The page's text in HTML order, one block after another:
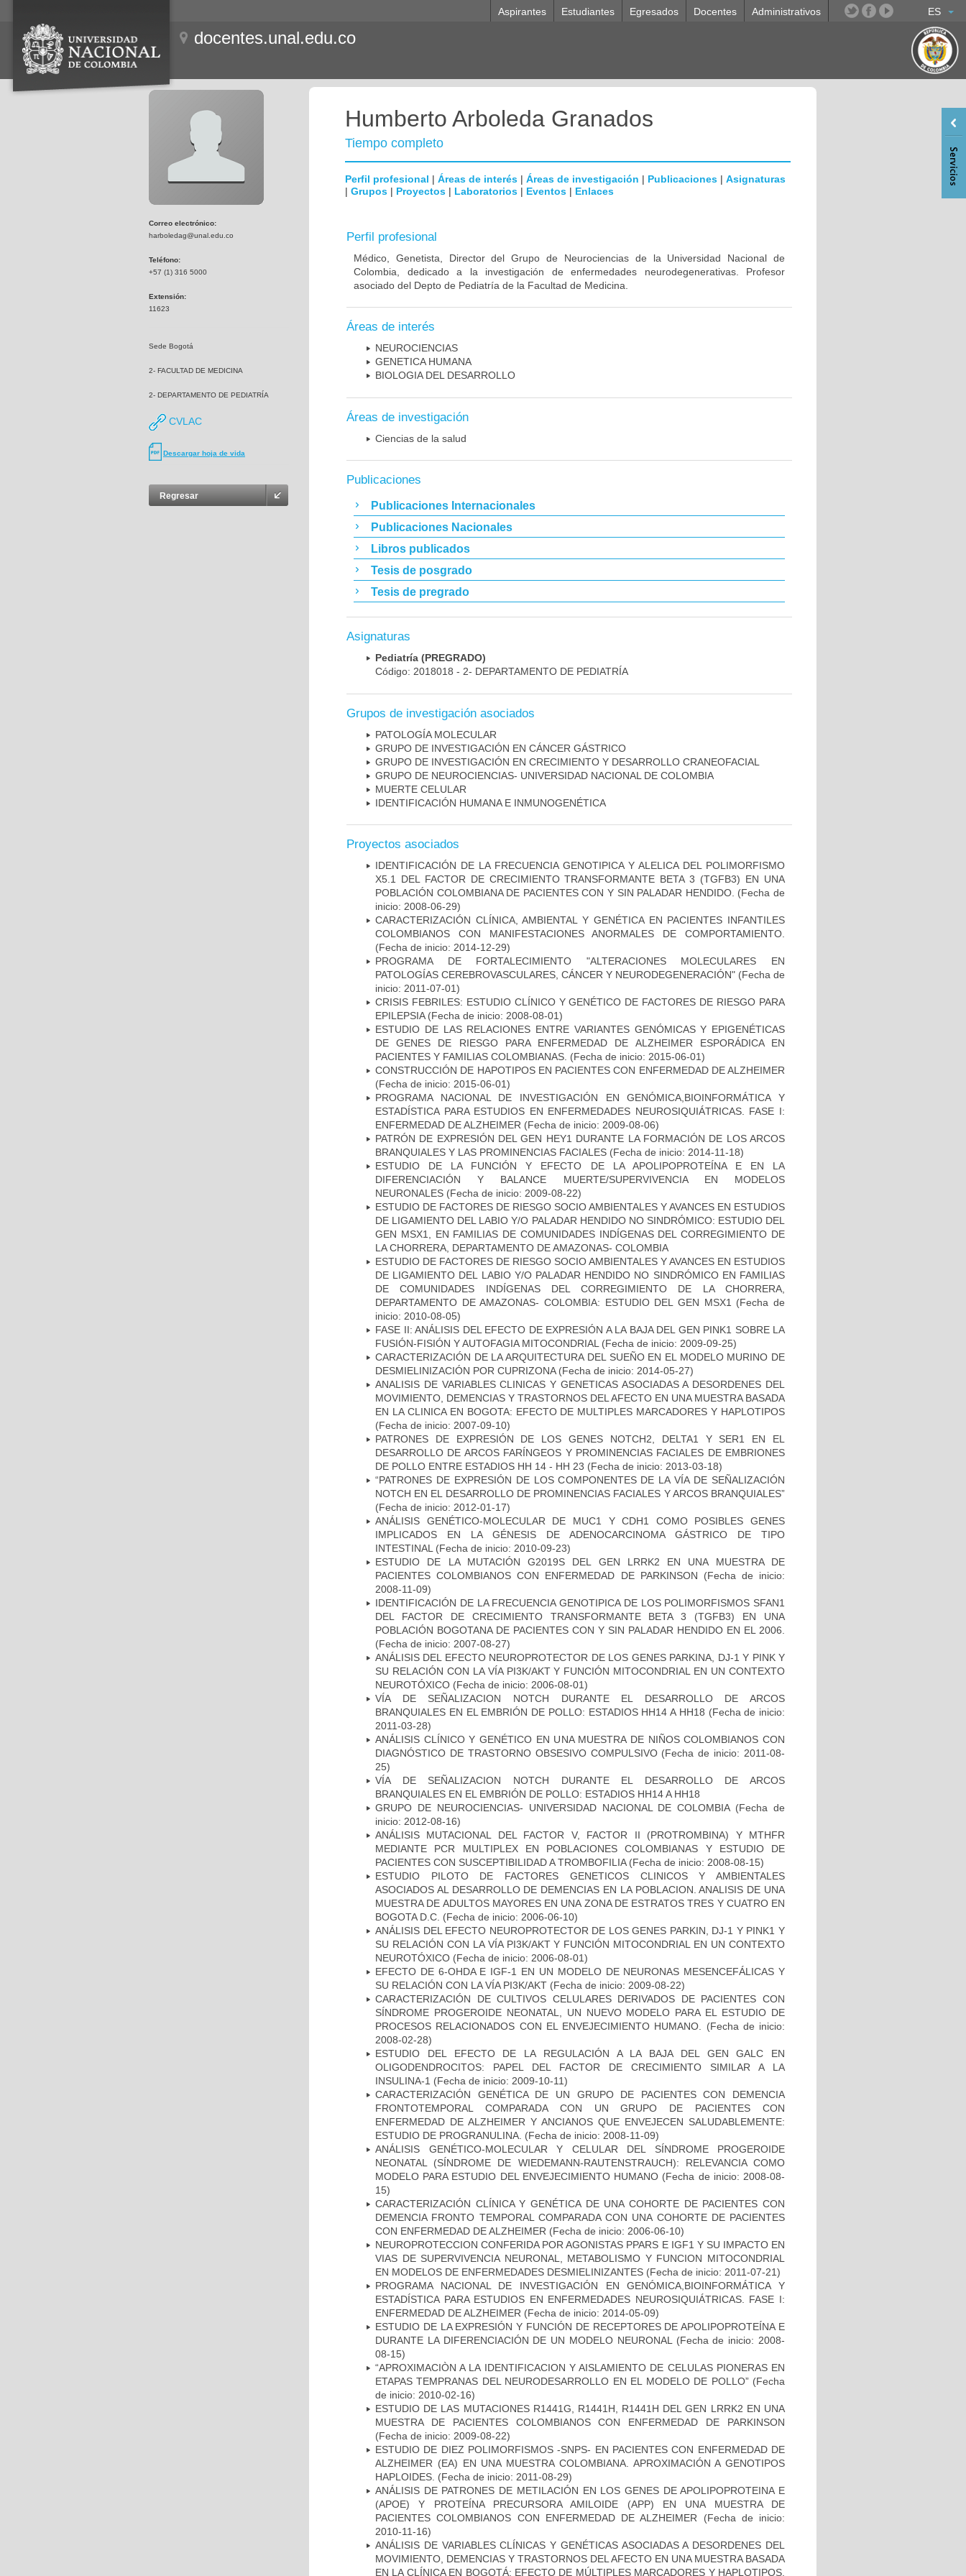
ES
Aspirantes Estudiantes Egresados Docentes Administrativos
docentes.unal.edu.co
Correo electrónico:
harboledag@unal.edu.co
Teléfono:
+57 (1) 316 5000
Extensión:
11623
Sede Bogotá
2- FACULTAD DE MEDICINA
2- DEPARTAMENTO DE PEDIATRÍA
CVLAC
Descargar hoja de vida
Regresar
Humberto Arboleda Granados
Tiempo completo
Perfil profesional | Áreas de interés | Áreas de investigación | Publicaciones | Asignaturas
| Grupos | Proyectos | Laboratorios | Eventos | Enlaces
Perfil profesional
Médico, Genetista, Director del Grupo de Neurociencias de la Universidad Nacional de
Colombia, dedicado a la investigación de enfermedades neurodegenerativas. Profesor
asociado del Depto de Pediatría de la Facultad de Medicina.
Áreas de interés
NEUROCIENCIAS
GENETICA HUMANA
BIOLOGIA DEL DESARROLLO
Áreas de investigación
Ciencias de la salud
Publicaciones
Publicaciones Internacionales
Publicaciones Nacionales
Libros publicados
Tesis de posgrado
Tesis de pregrado
Asignaturas
Pediatría (PREGRADO)
Código: 2018018 - 2- DEPARTAMENTO DE PEDIATRÍA
Grupos de investigación asociados
PATOLOGÍA MOLECULAR
GRUPO DE INVESTIGACIÓN EN CÁNCER GÁSTRICO
GRUPO DE INVESTIGACIÓN EN CRECIMIENTO Y DESARROLLO CRANEOFACIAL
GRUPO DE NEUROCIENCIAS- UNIVERSIDAD NACIONAL DE COLOMBIA
MUERTE CELULAR
IDENTIFICACIÓN HUMANA E INMUNOGENÉTICA
Proyectos asociados
IDENTIFICACIÓN DE LA FRECUENCIA GENOTIPICA Y ALELICA DEL POLIMORFISMO
X5.1 DEL FACTOR DE CRECIMIENTO TRANSFORMANTE BETA 3 (TGFB3) EN UNA
POBLACIÓN COLOMBIANA DE PACIENTES CON Y SIN PALADAR HENDIDO. (Fecha de
inicio: 2008-06-29)
CARACTERIZACIÓN CLÍNICA, AMBIENTAL Y GENÉTICA EN PACIENTES INFANTILES
COLOMBIANOS CON MANIFESTACIONES ANORMALES DE COMPORTAMIENTO.
(Fecha de inicio: 2014-12-29)
PROGRAMA DE FORTALECIMIENTO "ALTERACIONES MOLECULARES EN
PATOLOGÍAS CEREBROVASCULARES, CÁNCER Y NEURODEGENERACIÓN" (Fecha de
inicio: 2011-07-01)
CRISIS FEBRILES: ESTUDIO CLÍNICO Y GENÉTICO DE FACTORES DE RIESGO PARA
EPILEPSIA(Fecha de inicio: 2008-08-01)
ESTUDIO DE LAS RELACIONES ENTRE VARIANTES GENÓMICAS Y EPIGENÉTICAS
DE GENES DE RIESGO PARA ENFERMEDAD DE ALZHEIMER ESPORÁDICA EN
PACIENTES Y FAMILIAS COLOMBIANAS. (Fecha de inicio: 2015-06-01)
CONSTRUCCIÓN DE HAPOTIPOS EN PACIENTES CON ENFERMEDAD DE ALZHEIMER
(Fecha de inicio: 2015-06-01)
PROGRAMA NACIONAL DE INVESTIGACIÓN EN GENÓMICA,BIOINFORMÁTICA Y
ESTADÍSTICA PARA ESTUDIOS EN ENFERMEDADES NEUROSIQUIÁTRICAS. FASE I:
ENFERMEDAD DE ALZHEIMER (Fecha de inicio: 2009-08-06)
PATRÓN DE EXPRESIÓN DEL GEN HEY1 DURANTE LA FORMACIÓN DE LOS ARCOS
BRANQUIALES Y LAS PROMINENCIAS FACIALES (Fecha de inicio: 2014-11-18)
ESTUDIO DE LA FUNCIÓN Y EFECTO DE LA APOLIPOPROTEÍNA E EN LA
DIFERENCIACIÓN Y BALANCE MUERTE/SUPERVIVENCIA EN MODELOS
NEURONALES (Fecha de inicio: 2009-08-22)
ESTUDIO DE FACTORES DE RIESGO SOCIO AMBIENTALES Y AVANCES EN ESTUDIOS
DE LIGAMIENTO DEL LABIO Y/O PALADAR HENDIDO NO SINDRÓMICO: ESTUDIO DEL
GEN MSX1, EN FAMILIAS DE COMUNIDADES INDÍGENAS DEL CORREGIMIENTO DE
LA CHORRERA, DEPARTAMENTO DE AMAZONAS- COLOMBIA
ESTUDIO DE FACTORES DE RIESGO SOCIO AMBIENTALES Y AVANCES EN ESTUDIOS
DE LIGAMIENTO DEL LABIO Y/O PALADAR HENDIDO NO SINDRÓMICO EN FAMILIAS
DE COMUNIDADES INDÍGENAS DEL CORREGIMIENTO DE LA CHORRERA,
DEPARTAMENTO DE AMAZONAS- COLOMBIA: ESTUDIO DEL GEN MSX1
(Fecha de
inicio: 2010-08-05)
FASE II: ANÁLISIS DEL EFECTO DE EXPRESIÓN A LA BAJA DEL GEN PINK1 SOBRE LA
FUSIÓN-FISIÓN Y AUTOFAGIA MITOCONDRIAL (Fecha de inicio: 2009-09-25)
CARACTERIZACIÓN DE LA ARQUITECTURA DEL SUEÑO EN EL MODELO MURINO DE
DESMIELINIZACIÓN POR CUPRIZONA(Fecha de inicio: 2014-05-27)
ANALISIS DE VARIABLES CLINICAS Y GENETICAS ASOCIADAS A DESORDENES DEL
MOVIMIENTO, DEMENCIAS Y TRASTORNOS DEL AFECTO EN UNA MUESTRA BASADA
EN LA CLINICA EN BOGOTA: EFECTO DE MULTIPLES MARCADORES Y HAPLOTIPOS
(Fecha de inicio: 2007-09-10)
PATRONES DE EXPRESIÓN DE LOS GENES NOTCH2, DELTA1 Y SER1 EN EL
DESARROLLO DE ARCOS FARÍNGEOS Y PROMINENCIAS FACIALES DE EMBRIONES
DE POLLO ENTRE ESTADIOS HH 14 - HH 23 (Fecha de inicio: 2013-03-18)
“PATRONES DE EXPRESIÓN DE LOS COMPONENTES DE LA VÍA DE SEÑALIZACIÓN
NOTCH EN EL DESARROLLO DE PROMINENCIAS FACIALES Y ARCOS BRANQUIALES”
(Fecha de inicio: 2012-01-17)
ANÁLISIS GENÉTICO-MOLECULAR DE MUC1 Y CDH1 COMO POSIBLES GENES
IMPLICADOS EN LA GÉNESIS DE ADENOCARCINOMA GÁSTRICO DE TIPO
INTESTINAL (Fecha de inicio: 2010-09-23)
ESTUDIO DE LA MUTACIÓN G2019S DEL GEN LRRK2 EN UNA MUESTRA DE
PACIENTES COLOMBIANOS CON ENFERMEDAD DE PARKINSON (Fecha de inicio:
2008-11-09)
IDENTIFICACIÓN DE LA FRECUENCIA GENOTIPICA DE LOS POLIMORFISMOS SFAN1
DEL FACTOR DE CRECIMIENTO TRANSFORMANTE BETA 3 (TGFB3) EN UNA
POBLACIÓN BOGOTANA DE PACIENTES CON Y SIN PALADAR HENDIDO EN EL 2006.
(Fecha de inicio: 2007-08-27)
ANÁLISIS DEL EFECTO NEUROPROTECTOR DE LOS GENES PARKINA, DJ-1 Y PINK Y
SU RELACIÓN CON LA VÍA PI3K/AKT Y FUNCIÓN MITOCONDRIAL EN UN CONTEXTO
NEUROTÓXICO (Fecha de inicio: 2006-08-01)
VÍA DE SEÑALIZACION NOTCH DURANTE EL DESARROLLO DE ARCOS
BRANQUIALES EN EL EMBRIÓN DE POLLO: ESTADIOS HH14 A HH18 (Fecha de inicio:
2011-03-28)
ANÁLISIS CLÍNICO Y GENÉTICO EN UNA MUESTRA DE NIÑOS COLOMBIANOS CON
DIAGNÓSTICO DE TRASTORNO OBSESIVO COMPULSIVO(Fecha de inicio: 2011-08-
25)
VÍA DE SEÑALIZACION NOTCH DURANTE EL DESARROLLO DE ARCOS
BRANQUIALES EN EL EMBRIÓN DE POLLO: ESTADIOS HH14 A HH18
GRUPO DE NEUROCIENCIAS- UNIVERSIDAD NACIONAL DE COLOMBIA(Fecha de
inicio: 2012-08-16)
ANÁLISIS MUTACIONAL DEL FACTOR V, FACTOR II (PROTROMBINA) Y MTHFR
MEDIANTE PCR MULTIPLEX EN POBLACIONES COLOMBIANAS Y ESTUDIO DE
PACIENTES CON SUSCEPTIBILIDAD A TROMBOFILIA(Fecha de inicio: 2008-08-15)
ESTUDIO PILOTO DE FACTORES GENETICOS CLINICOS Y AMBIENTALES
ASOCIADOS AL DESARROLLO DE DEMENCIAS EN LA POBLACION. ANALISIS DE UNA
MUESTRA DE ADULTOS MAYORES EN UNA ZONA DE ESTRATOS TRES Y CUATRO EN
BOGOTA D.C. (Fecha de inicio: 2006-06-10)
ANÁLISIS DEL EFECTO NEUROPROTECTOR DE LOS GENES PARKIN, DJ-1 Y PINK1 Y
SU RELACIÓN CON LA VÍA PI3K/AKT Y FUNCIÓN MITOCONDRIAL EN UN CONTEXTO
NEUROTÓXICO (Fecha de inicio: 2006-08-01)
EFECTO DE 6-OHDA E IGF-1 EN UN MODELO DE NEURONAS MESENCEFÁLICAS Y
SU RELACIÓN CON LA VÍA PI3K/AKT (Fecha de inicio: 2009-08-22)
CARACTERIZACIÓN DE CULTIVOS CELULARES DERIVADOS DE PACIENTES CON
SÍNDROME PROGEROIDE NEONATAL, UN NUEVO MODELO PARA EL ESTUDIO DE
PROCESOS RELACIONADOS CON EL ENVEJECIMIENTO HUMANO.
(Fecha de inicio:
2008-02-28)
ESTUDIO DEL EFECTO DE LA REGULACIÓN A LA BAJA DEL GEN GALC EN
OLIGODENDROCITOS: PAPEL DEL FACTOR DE CRECIMIENTO SIMILAR A LA
INSULINA-1 (Fecha de inicio: 2009-10-11)
CARACTERIZACIÓN GENÉTICA DE UN GRUPO DE PACIENTES CON DEMENCIA
FRONTOTEMPORAL COMPARADA CON UN GRUPO DE PACIENTES CON
ENFERMEDAD DE ALZHEIMER Y ANCIANOS QUE ENVEJECEN SALUDABLEMENTE:
ESTUDIO DE PROGRANULINA. (Fecha de inicio: 2008-11-09)
ANÁLISIS GENÉTICO-MOLECULAR Y CELULAR DEL SÍNDROME PROGEROIDE
NEONATAL (SÍNDROME DE WIEDEMANN-RAUTENSTRAUCH): RELEVANCIA COMO
MODELO PARA ESTUDIO DEL ENVEJECIMIENTO HUMANO (Fecha de inicio: 2008-08-
15)
CARACTERIZACIÓN CLÍNICA Y GENÉTICA DE UNA COHORTE DE PACIENTES CON
DEMENCIA FRONTO TEMPORAL COMPARADA CON UNA COHORTE DE PACIENTES
CON ENFERMEDAD DE ALZHEIMER (Fecha de inicio: 2006-06-10)
NEUROPROTECCION CONFERIDA POR AGONISTAS PPARS E IGF1 Y SU IMPACTO EN
VIAS DE SUPERVIVENCIA NEURONAL, METABOLISMO Y FUNCION MITOCONDRIAL
EN MODELOS DE ENFERMEDADES DESMIELINIZANTES (Fecha de inicio: 2011-07-21)
PROGRAMA NACIONAL DE INVESTIGACIÓN EN GENÓMICA,BIOINFORMÁTICA Y
ESTADÍSTICA PARA ESTUDIOS EN ENFERMEDADES NEUROSIQUIÁTRICAS. FASE I:
ENFERMEDAD DE ALZHEIMER (Fecha de inicio: 2014-05-09)
ESTUDIO DE LA EXPRESIÓN Y FUNCIÓN DE RECEPTORES DE APOLIPOPROTEÍNA E
DURANTE LA DIFERENCIACIÓN DE UN MODELO NEURONAL
(Fecha de inicio: 2008-
08-15)
“APROXIMACIÒN A LA IDENTIFICACION Y AISLAMIENTO DE CELULAS PIONERAS EN
ETAPAS TEMPRANAS DEL NEURODESARROLLO EN EL MODELO DE POLLO”(Fecha
de inicio: 2010-02-16)
ESTUDIO DE LAS MUTACIONES R1441G, R1441H, R1441H DEL GEN LRRK2 EN UNA
MUESTRA DE PACIENTES COLOMBIANOS CON ENFERMEDAD DE PARKINSON
(Fecha de inicio: 2009-08-22)
ESTUDIO DE DIEZ POLIMORFISMOS -SNPS- EN PACIENTES CON ENFERMEDAD DE
ALZHEIMER (EA) EN UNA MUESTRA COLOMBIANA. APROXIMACIÓN A GENOTIPOS
HAPLOIDES. (Fecha de inicio: 2011-08-29)
ANÁLISIS DE PATRONES DE METILACIÓN EN LOS GENES DE APOLIPOPROTEINA E
(APOE) Y PROTEÍNA PRECURSORA AMILOIDE (APP) EN UNA MUESTRA DE
PACIENTES COLOMBIANOS CON ENFERMEDAD DE ALZHEIMER (Fecha de inicio:
2010-11-16)
ANÁLISIS DE VARIABLES CLÍNICAS Y GENÉTICAS ASOCIADAS A DESORDENES DEL
MOVIMIENTO, DEMENCIAS Y TRASTORNOS DEL AFECTO EN UNA MUESTRA BASADA
EN LA CLÍNICA EN BOGOTÁ: EFECTO DE MÚLTIPLES MARCADORES Y HAPLOTIPOS.